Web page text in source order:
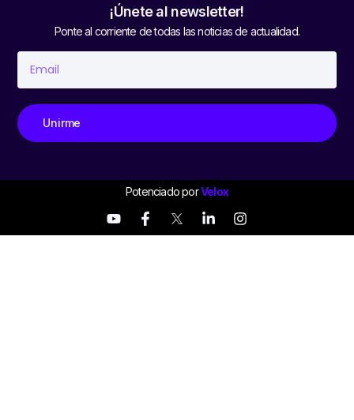
¡Únete al newsletter!
Ponte al corriente de todas las noticias de actualidad.
Unirme
Potenciado porVelox